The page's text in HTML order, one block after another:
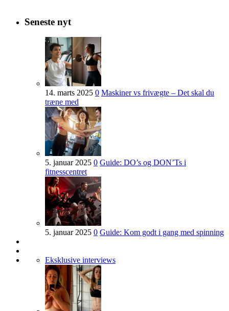
Seneste nyt
14. marts 2025 0 Maskiner vs frivægte – Det skal du
træne med
5. januar 2025 0 Guide: DO’s og DON’Ts i
fitnesscentret
5. januar 2025 0 Guide: Kom godt i gang med spinning
Eksklusive interviews